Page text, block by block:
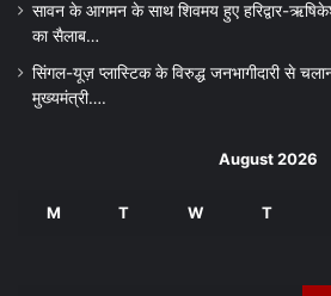
सावन के आगमन के साथ शिवमय हुए हरिद्वार-
का सैलाब…
सिंगल-यूज़ प्लास्टिक के विरुद्ध जनभागीदारी से
मुख्यमंत्री….
August 2026
M T W T